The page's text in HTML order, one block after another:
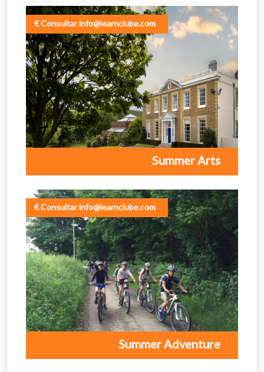
€ Consultar info@learnclube.com
Summer Arts
€ Consultar info@learnclube.com
Summer Adventure